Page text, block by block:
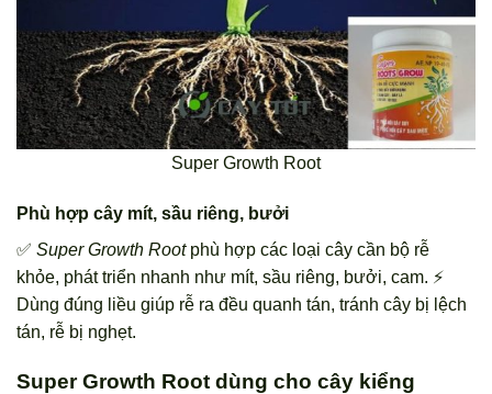
Super Growth Root
Phù hợp cây mít, sầu riêng, bưởi
✅ Super Growth Rootphù hợp các loại cây cần bộ rễ
khỏe, phát triển nhanh như mít, sầu riêng, bưởi, cam. ⚡
Dùng đúng liều giúp rễ ra đều quanh tán, tránh cây bị lệch
tán, rễ bị nghẹt.
Super Growth Root dùng cho cây kiểng